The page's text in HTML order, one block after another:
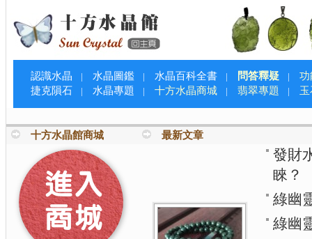
認識水晶 | 水晶圖鑑 | 水晶百科全書 | 問答釋疑 |
功
捷克隕石
| 水晶專題 | 十方水晶商城 | 翡翠專題 |
十方水晶館商城 最新文章
發財
睞？
綠幽
綠幽